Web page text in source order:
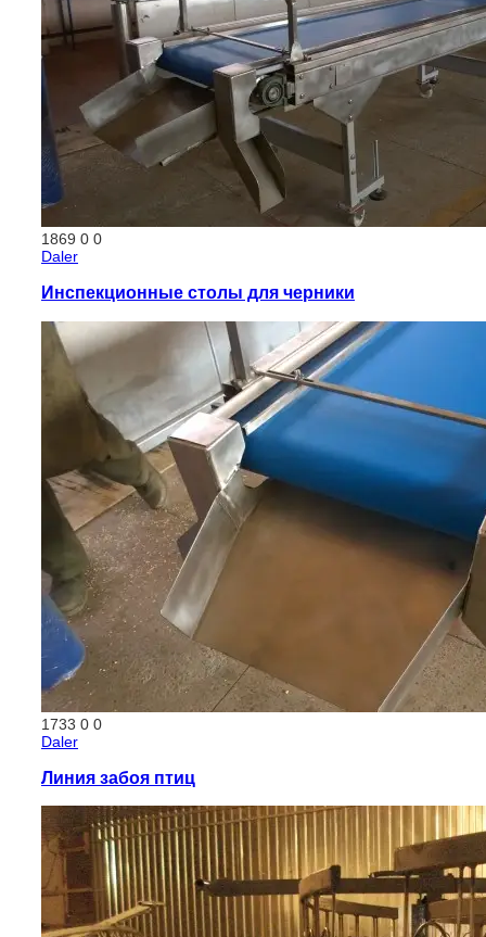
1869 0 0
Daler
Инспекционные столы для черники
1733 0 0
Daler
Линия забоя птиц